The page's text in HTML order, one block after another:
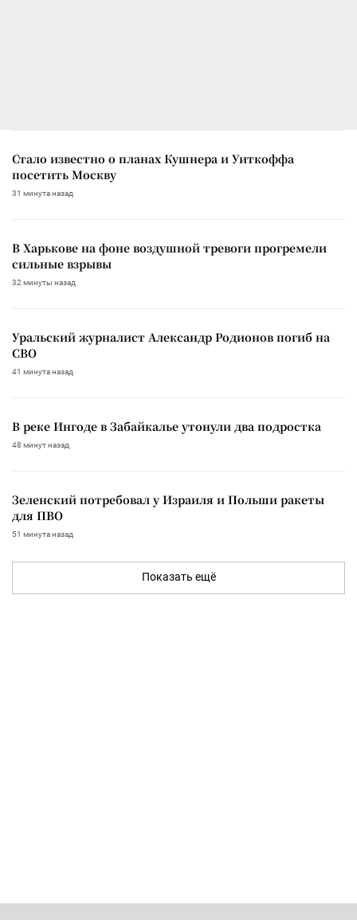
Стало известно о планах Кушнера и Уиткоффа
посетить Москву
31 минута назад
В Харькове на фоне воздушной тревоги прогремели
сильные взрывы
32 минуты назад
Уральский журналист Александр Родионов погиб на
СВО
41 минута назад
В реке Ингоде в Забайкалье утонули два подростка
48 минут назад
Зеленский потребовал у Израиля и Польши ракеты
для ПВО
51 минута назад
Показать ещё